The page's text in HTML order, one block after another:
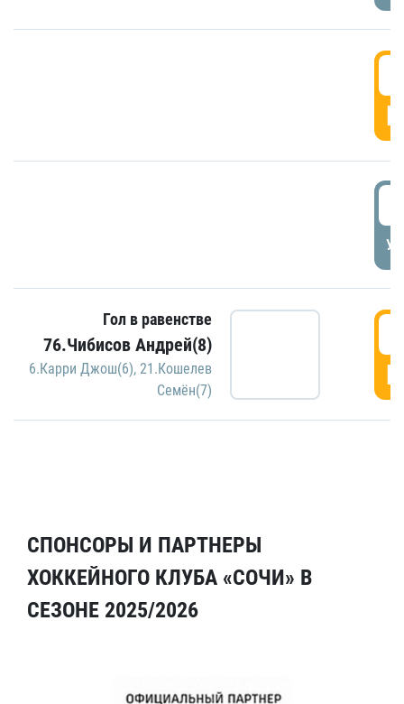
Гол в равенстве
76.Чибисов Андрей(8)
6.Карри Джош(6), 21.Кошелев
Семён(7)
СПОНСОРЫ И ПАРТНЕРЫ
ХОККЕЙНОГО КЛУБА «СОЧИ» В
СЕЗОНЕ 2025/2026